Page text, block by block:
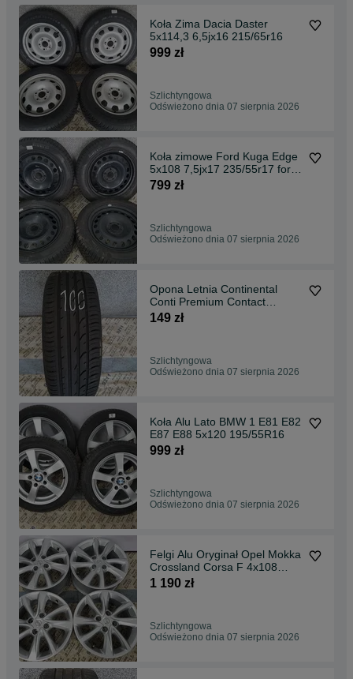
Koła Zima Dacia Daster
5x114,3 6,5jx16 215/65r16
999 zł
Szlichtyngowa
Odświeżono dnia 07 sierpnia 2026
Koła zimowe Ford Kuga Edge
5x108 7,5jx17 235/55r17 ford
Kuga czujniki
799 zł
Szlichtyngowa
Odświeżono dnia 07 sierpnia 2026
Opona Letnia Continental
Conti Premium Contact
149 zł
Szlichtyngowa
Odświeżono dnia 07 sierpnia 2026
Koła Alu Lato BMW 1 E81 E82
E87 E88 5x120 195/55R16
999 zł
Szlichtyngowa
Odświeżono dnia 07 sierpnia 2026
Felgi Alu Oryginał Opel Mokka
Crossland Corsa F 4x108
6.5jx16
1 190 zł
Szlichtyngowa
Odświeżono dnia 07 sierpnia 2026